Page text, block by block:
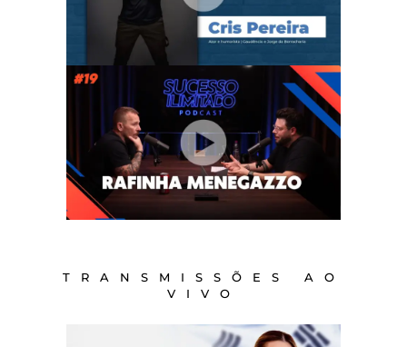
TRANSMISSÕES AO
VIVO